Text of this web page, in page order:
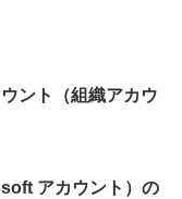
ント（組織アカウ
アカウント）の